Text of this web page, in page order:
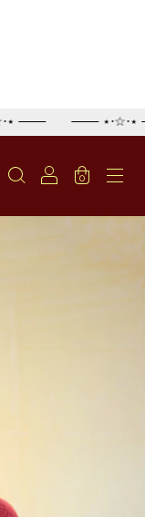
─── ⋆⋅☆⋅⋆ ─── ENVÍO
0